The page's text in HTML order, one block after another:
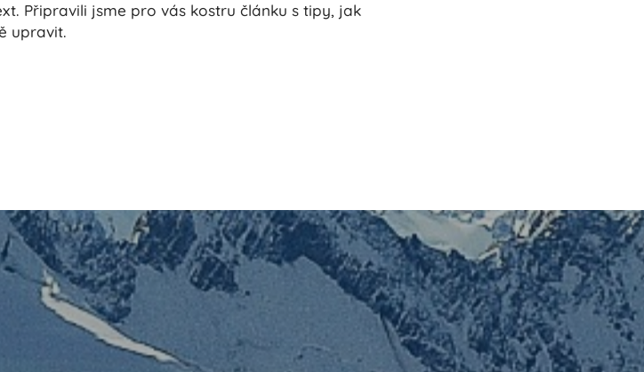
Připravili jsme pro vás kostru článku s tipy, jak
upravit.